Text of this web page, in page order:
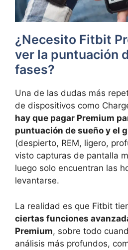
¿Necesito Fitbit
ver la puntuación
fases?
Una de las dudas más
de dispositivos como
hay que pagar Premium
puntuación de sueño y el
(despierto, REM, ligero,
visto capturas de pantalla
luego solo encuentran las
levantarse.
La realidad es que Fitbit
ciertas funciones
Premium, sobre todo
análisis más profundos,